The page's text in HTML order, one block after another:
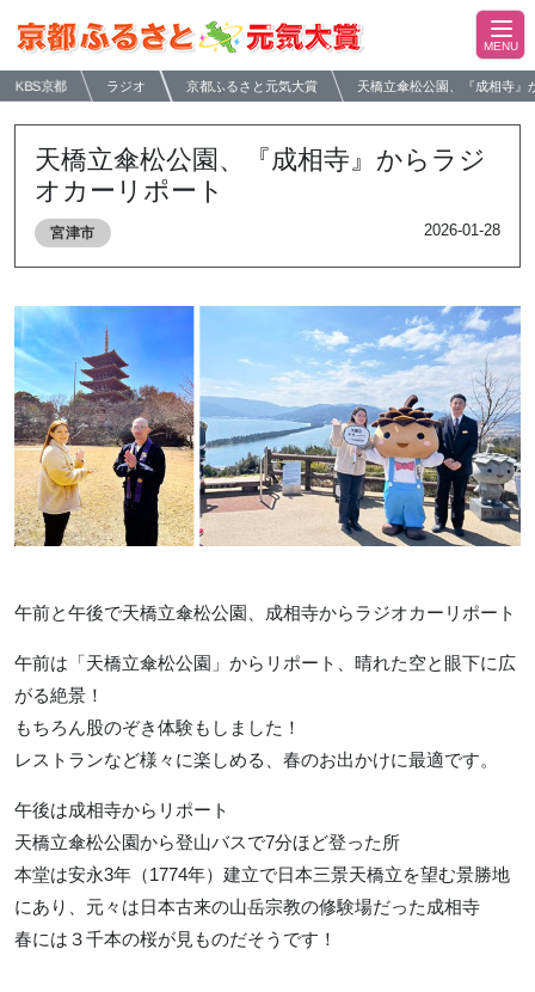
KBS京都 ラジオ 京都ふるさと元気大賞 天橋立傘松公園、『成相寺』
天橋立傘松公園、『成相寺』からラジ
オカーリポート
宮津市 2026-01-28
午前と午後で天橋立傘松公園、成相寺からラジオカーリポート
午前は「天橋立傘松公園」からリポート、晴れた空と眼下に広
がる絶景！
もちろん股のぞき体験もしました！
レストランなど様々に楽しめる、春のお出かけに最適です。
午後は成相寺からリポート
天橋立傘松公園から登山バスで7分ほど登った所
本堂は安永3年（1774年）建立で日本三景天橋立を望む景勝地
にあり、元々は日本古来の山岳宗教の修験場だった成相寺
春には３千本の桜が見ものだそうです！